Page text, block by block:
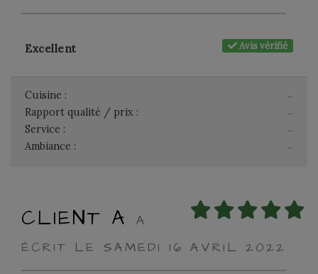
Avis vérifié
Excellent
-
Cuisine :
-
Rapport qualité / prix :
-
Service :
-
Ambiance :
CLIENT A
A
ÉCRIT LE SAMEDI 16 AVRIL 2022